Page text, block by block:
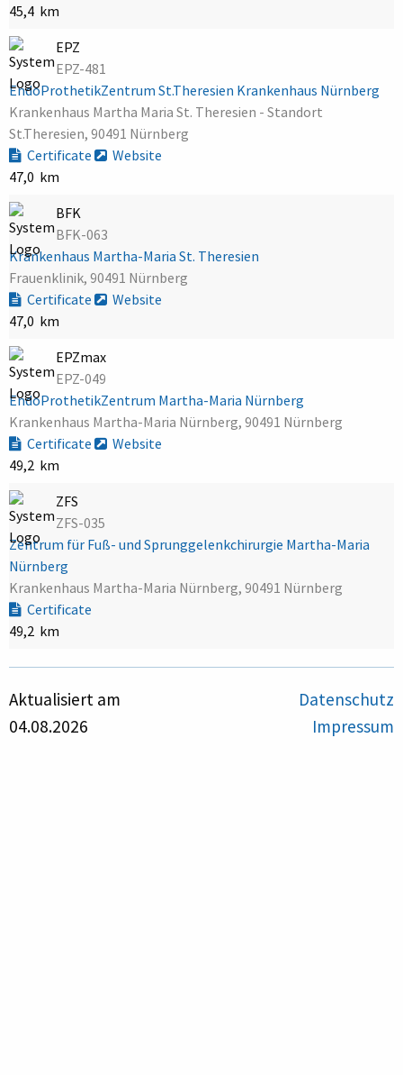
45,4 km
EPZ
EPZ-481
EndoProthetikZentrum St.Theresien Krankenhaus Nürnberg
Krankenhaus Martha Maria St. Theresien - Standort
St.Theresien, 90491 Nürnberg
Certificate
Website
47,0 km
BFK
BFK-063
Krankenhaus Martha-Maria St. Theresien
Frauenklinik, 90491 Nürnberg
Certificate
Website
47,0 km
EPZmax
EPZ-049
EndoProthetikZentrum Martha-Maria Nürnberg
Krankenhaus Martha-Maria Nürnberg, 90491 Nürnberg
Certificate
Website
49,2 km
ZFS
ZFS-035
Zentrum für Fuß- und Sprunggelenkchirurgie Martha-Maria
Nürnberg
Krankenhaus Martha-Maria Nürnberg, 90491 Nürnberg
Certificate
49,2 km
Aktualisiert am
04.08.2026
Datenschutz
Impressum